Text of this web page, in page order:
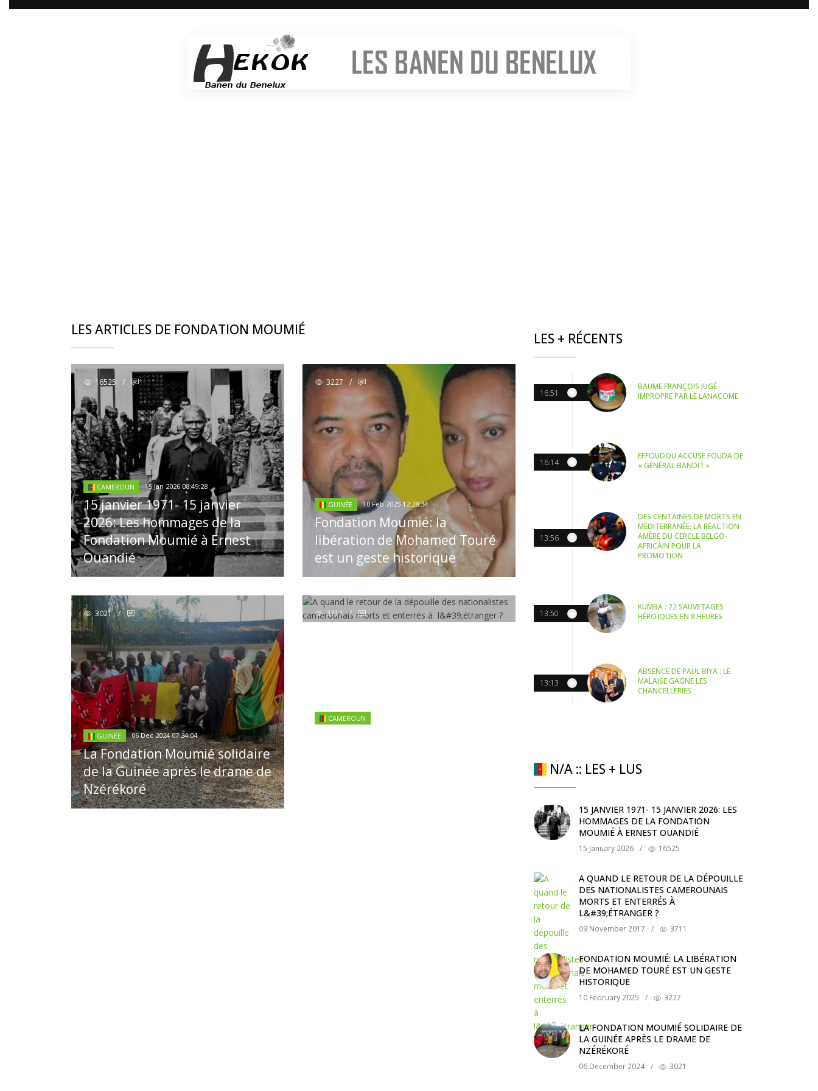
LES ARTICLES DE FONDATION MOUMIÉ
16525 /
CAMEROUN 15 Jan 2026 08:49:28
15 janvier 1971- 15 janvier
2026: Les hommages de la
Fondation Moumié à Ernest
Ouandié
3227 /
GUINÉE 10 Feb 2025 12:28:34
Fondation Moumié: la
libération de Mohamed Touré
est un geste historique
3021 /
GUINÉE 06 Dec 2024 07:34:04
La Fondation Moumié solidaire
de la Guinée après le drame de
Nzérékoré
3711 /
CAMEROUN
LES + RÉCENTS
16:51
BAUME FRANÇOIS JUGÉ
IMPROPRE PAR LE LANACOME
16:14
EFFOUDOU ACCUSE FOUDA DE
« GÉNÉRAL BANDIT »
13:56
DES CENTAINES DE MORTS EN
MÉDITERRANÉE: LA RÉACTION
AMÈRE DU CERCLE BELGO-
AFRICAIN POUR LA
PROMOTION
13:50
KUMBA : 22 SAUVETAGES
HÉROÏQUES EN 8 HEURES
13:13
ABSENCE DE PAUL BIYA : LE
MALAISE GAGNE LES
CHANCELLERIES
N/A :: LES + LUS
15 JANVIER 1971- 15 JANVIER 2026: LES
HOMMAGES DE LA FONDATION
MOUMIÉ À ERNEST OUANDIÉ
15 January 2026 / 16525
A QUAND LE RETOUR DE LA DÉPOUILLE
DES NATIONALISTES CAMEROUNAIS
MORTS ET ENTERRÉS À
L&#39;ÉTRANGER ?
09 November 2017 / 3711
FONDATION MOUMIÉ: LA LIBÉRATION
DE MOHAMED TOURÉ EST UN GESTE
HISTORIQUE
10 February 2025 / 3227
LA FONDATION MOUMIÉ SOLIDAIRE DE
LA GUINÉE APRÈS LE DRAME DE
NZÉRÉKORÉ
06 December 2024 / 3021